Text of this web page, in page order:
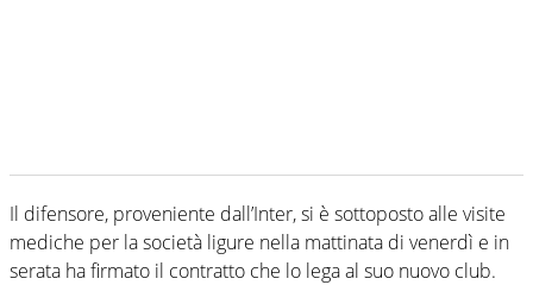
Il difensore, proveniente dall’Inter, si è sottoposto alle visite
mediche per la società ligure nella mattinata di venerdì e in
serata ha firmato il contratto che lo lega al suo nuovo club.